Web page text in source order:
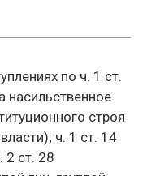
по ч. 1 ст.
насильственное
строя
ч. 1 ст. 14
2 ст. 28